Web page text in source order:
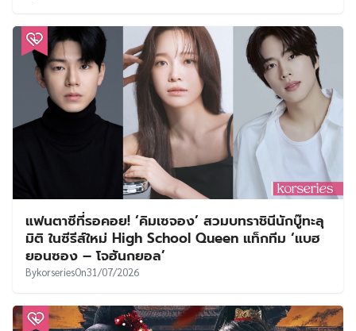
แฟนตาซีที่รอคอย! ‘คิมเซจอง’ สวมบทราชินีนักบู๊ทะลุ
มิติ ในซีรีส์ใหม่ High School Queen แท็กทีม ‘แบฮ
ยอนซอง – โจฮันกยอล’
BykorseriesOn31/07/2026